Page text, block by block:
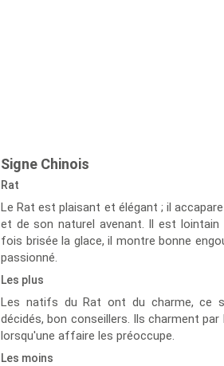
Signe Chinois
Rat
Le Rat est plaisant et élégant ; il
et de son naturel avenant. Il est
fois brisée la glace, il montre bonne
passionné.
Les plus
Les natifs du Rat ont du charme, ce
décidés, bon conseillers. Ils charment
lorsqu'une affaire les préoccupe.
Les moins